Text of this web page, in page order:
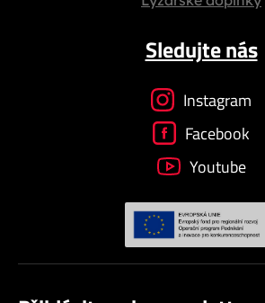
Sledujte nás
Instagram
Facebook
Youtube